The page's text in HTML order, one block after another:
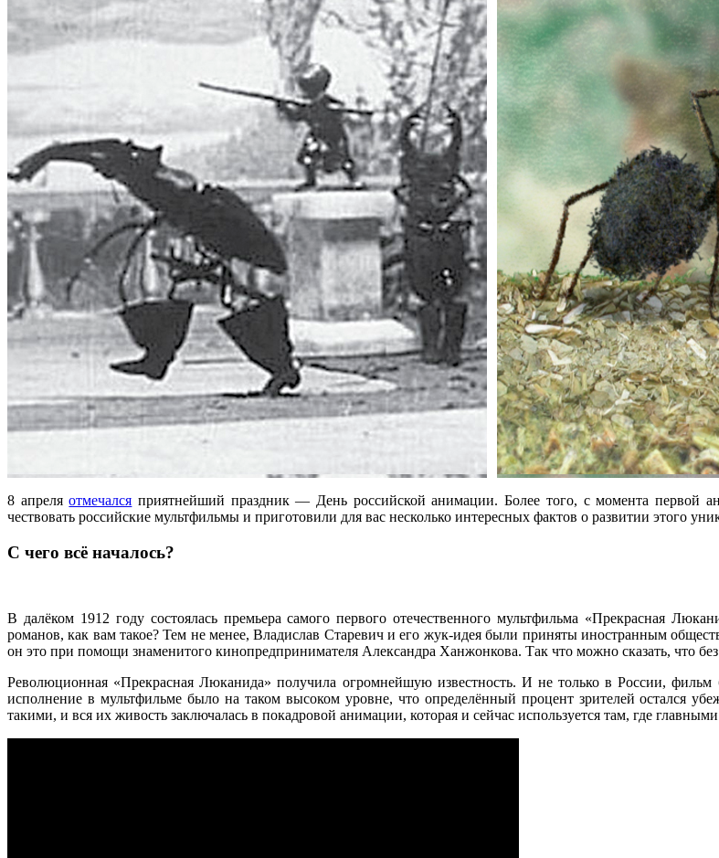
8 апреляотмечался приятнейший праздник — День российской анимации. Более того, с момента первой
чествовать российские мультфильмы и приготовили для вас несколько интересных фактов о развитии этого
С чего всё началось?
В далёком 1912 году состоялась премьера самого первого отечественного мультфильма «Прекрасная
романов, как вам такое? Тем не менее, Владислав Старевич и его жук-идея были приняты иностранным
он это при помощи знаменитого кинопредпринимателя Александра Ханжонкова. Так что можно сказать, что
Революционная «Прекрасная Люканида» получила огромнейшую известность. И не только в России, фильм
исполнение в мультфильме было на таком высоком уровне, что определённый процент зрителей остался
такими, и вся их живость заключалась в покадровой анимации, которая и сейчас используется там, где